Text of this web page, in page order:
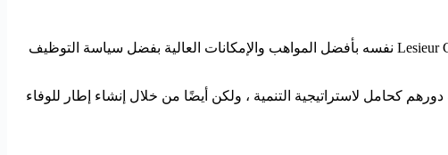
تعد سياسة إدارة الموارد البشرية لشركة Lesieur Cristal أحد محاور التركيز الرئيسية لاستراتيجيتها التنموية. لهذا السبب ، يحيط Lesieur Cristal نفسه بأفضل المواهب والإمكانات العالية بفضل سياسة التوظيف
كحامل لاستراتيجية التنمية ، ولكن أيضًا من خلال إنشاء إطار للوفاء